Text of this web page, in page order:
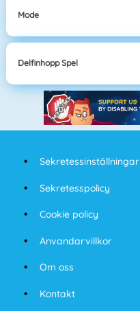
Mode
Delfinhopp Spel
Sekretessinställningar
Sekretesspolicy
Cookie policy
Anvandarvillkor
Om oss
Kontakt